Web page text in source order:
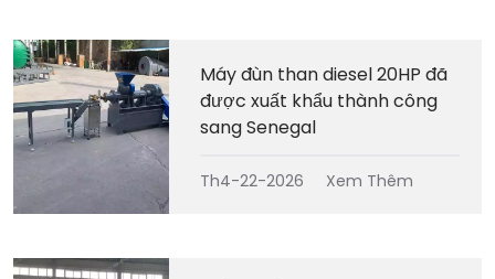
Máy đùn than diesel 20HP đã
được xuất khẩu thành công
sang Senegal
Th4-22-2026 Xem Thêm